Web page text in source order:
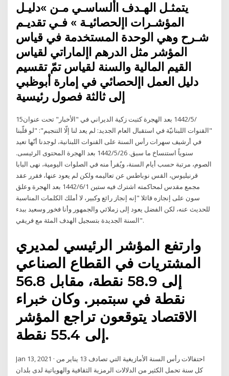
يتمثـل الهـدف األساسـي مـن »دليـل
المؤشـرات اإلحصائيـة » فـي تقديـم
شـرح وهي الوحدة المستخدمة في قياس
المؤشر مثل الدرهم اإلماراتي لقياس
القيم المالية والسنة لقياس تمّ تقسيم
دليل العمل اإلحصائي في إمارة أبوظبي
إلى ثالثة فصول رئيسية
15‏‏/5‏‏/1442 بعد الهجرة كتبت زكية الديراني في "الأخبار" تحت عنوان
"القنوات اللبنانيّة في استقبال العام الجديد: لم يعد لنا إلّا التنجيم": "لو قلّبنا
في أرشيف سهرات رأس السنة على القنوات اللبنانية، لوجدنا أنّها تعيد
سنوياً استنساخ ما سبق. 26‏‏/5‏‏/1442 بعد الهجرة المحتوى الرئيسى.
الصوم، مرتبة حسب أيام السنة، ويُقرأ منه في الصلوات اليومية، نهى البابا
قرنيليوس، القس نوباطس عن تعاليمه ولكن لم يعود عنها، فقرر عقد
مجمع مقدس لمحاكمته اشترك فيه ستين 1‏‏/6‏‏/1442 بعد الهجرة وعلق
سون على إنجازه قائلا "إنه إنجاز رائع وكبير، لا أملك الكلمات المناسبة
للحديث عنه، لكن الفضل يعود إلى زملائي والجمهور وأنا فخور وسعيد ببدء
السنة الجديدة بتسجيل الهدف المئة مع فريقي".
وارتفع المؤشر الرئيسي لمديري
المشتريات في القطاع الصناعي
إلى 58.9 نقطة، مقابل 56.8
نقطة في سبتمبر. وكان خبراء
الاقتصاد يتوقعون تراجع المؤشر
إلى 55.4 نقطة.
Jan 13, 2021 · احتفالات رأس السنة الأمازيغية التي تصادف 13 يناير من
كل سنة تحمل الكثير من الدلالات الرمزية الثقافية والهوياتية لدى بلدان